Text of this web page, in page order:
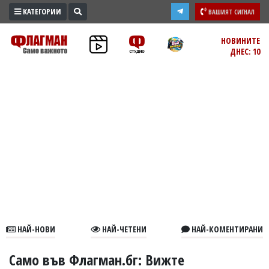
ПРОМО
ЗОНА
В
КАТЕГОРИИ ВАШИЯТ СИГНАЛ
НОВИНИТЕ
ДНЕС: 10
НАЙ-НОВИ НАЙ-ЧЕТЕНИ НАЙ-КОМЕНТИРАНИ
Само във Флагман.бг: Вижте